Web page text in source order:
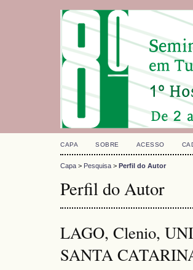
CAPA SOBRE ACESSO
Capa > Pesquisa > Perfil do Autor
Perfil do Autor
LAGO, Clenio,
SANTA